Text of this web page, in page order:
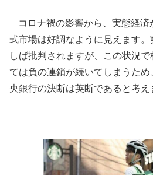
コロナ禍の影響から、実態経済
式市場は好調なように見えます
しば批判されますが、この状況
ては負の連鎖が続いてしまうた
央銀行の決断は英断であると考え